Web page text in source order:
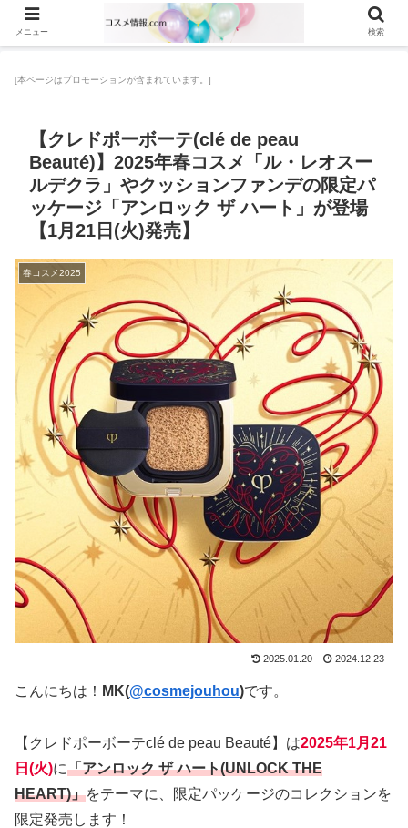
[本ページはプロモーションが含まれています。]
【クレドポーボーテ(clé de peau
Beauté)】2025年春コスメ「ル・レオスー
ルデクラ」やクッションファンデの限定パ
ッケージ「アンロック ザ ハート」が登場
【1月21日(火)発売】
春コスメ2025
2025.01.20 2024.12.23
こんにちは！ MK(@cosmejouhou)です。
【クレドポーボーテclé de peau Beauté】は2025年1月21
日(火)に「アンロック ザ ハート(UNLOCK THE
HEART)」をテーマに、限定パッケージのコレクションを
限定発売します！
メニュー 検索